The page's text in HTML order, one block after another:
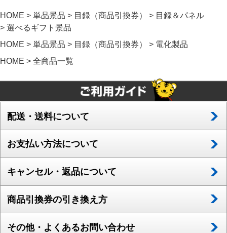
HOME 単品景品 目録（商品引換券）
目録＆パネル
選べるギフト景品
HOME
単品景品 目録（商品引換券）
電化製品
HOME
全商品一覧
配送・送料について
お支払い方法について
キャンセル・返品について
商品引換券の引き換え方
その他・よくあるお問い合わせ